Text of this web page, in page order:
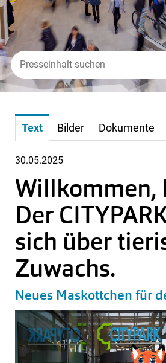
Text Bilder Dokumente
30.05.2025
Willkommen,
Der
sich über
Zuwachs.
Neues Maskottchen für